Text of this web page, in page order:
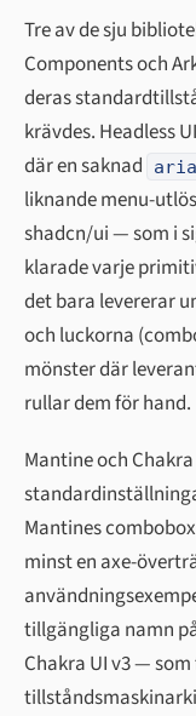
Tre av de sju
Components och
deras
krävdes. Headless
där en saknad
liknande menu-
shadcn/ui — som i
klarade varje
det bara levererar
och luckorna
mönster där
rullar dem för hand.
Mantine och
Mantines
minst en axe-
tillgängliga namn
Chakra UI v3 —